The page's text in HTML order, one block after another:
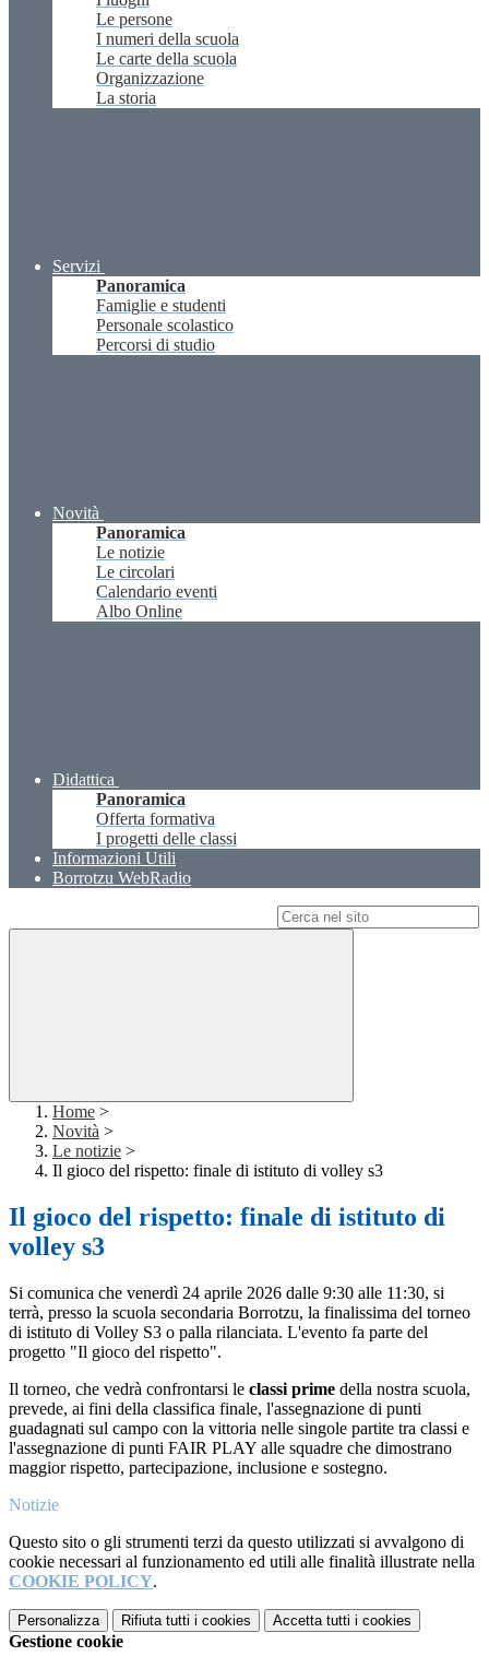
Le persone
I numeri della scuola
Le carte della scuola
Organizzazione
La storia
Servizi
Panoramica
Famiglie e studenti
Personale scolastico
Percorsi di studio
Novità
Panoramica
Le notizie
Le circolari
Calendario eventi
Albo Online
Didattica
Panoramica
Offerta formativa
I progetti delle classi
Informazioni Utili
Borrotzu WebRadio
Home >
Novità >
Le notizie >
Il gioco del rispetto: finale di istituto di volley s3
Il gioco del rispetto: finale di istituto di
volley s3
Si comunica che venerdì 24 aprile 2026 dalle 9:30 alle 11:30, si
terrà, presso la scuola secondaria Borrotzu, la finalissima del torneo
di istituto di Volley S3 o palla rilanciata. L'evento fa parte del
progetto "Il gioco del rispetto".
Il torneo, che vedrà confrontarsi le classi prime della nostra scuola,
prevede, ai fini della classifica finale, l'assegnazione di punti
guadagnati sul campo con la vittoria nelle singole partite tra classi e
l'assegnazione di punti FAIR PLAY alle squadre che dimostrano
maggior rispetto, partecipazione, inclusione e sostegno.
Notizie
Questo sito o gli strumenti terzi da questo utilizzati si avvalgono di
cookie necessari al funzionamento ed utili alle finalità illustrate nella
COOKIE POLICY.
Personalizza Rifiuta tutti i cookies Accetta tutti i cookies
Gestione cookie